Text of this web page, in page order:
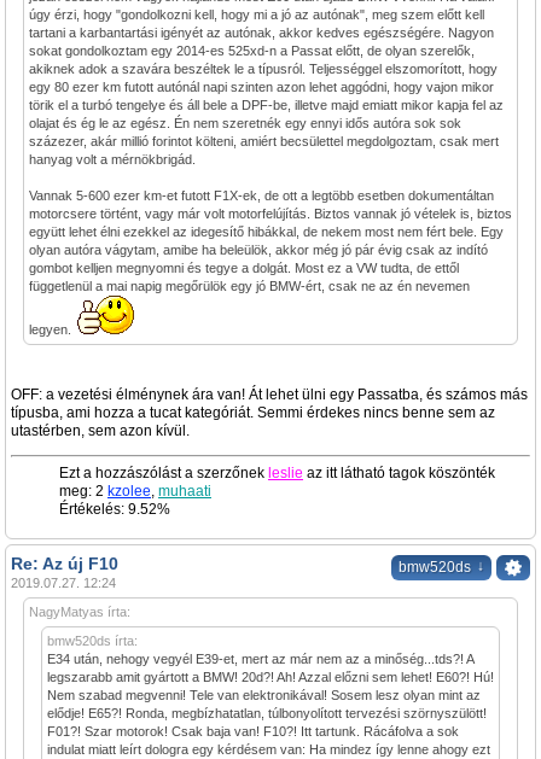
úgy érzi, hogy "gondolkozni kell, hogy mi a jó az autónak", meg szem előtt kell
tartani a karbantartási igényét az autónak, akkor kedves egészségére. Nagyon
sokat gondolkoztam egy 2014-es 525xd-n a Passat előtt, de olyan szerelők,
akiknek adok a szavára beszéltek le a típusról. Teljességgel elszomorított, hogy
egy 80 ezer km futott autónál napi szinten azon lehet aggódni, hogy vajon mikor
törik el a turbó tengelye és áll bele a DPF-be, illetve majd emiatt mikor kapja fel az
olajat és ég le az egész. Én nem szeretnék egy ennyi idős autóra sok sok
százezer, akár millió forintot költeni, amiért becsülettel megdolgoztam, csak mert
hanyag volt a mérnökbrigád.
Vannak 5-600 ezer km-et futott F1X-ek, de ott a legtöbb esetben dokumentáltan
motorcsere történt, vagy már volt motorfelújítás. Biztos vannak jó vételek is, biztos
együtt lehet élni ezekkel az idegesítő hibákkal, de nekem most nem fért bele. Egy
olyan autóra vágytam, amibe ha beleülök, akkor még jó pár évig csak az indító
gombot kelljen megnyomni és tegye a dolgát. Most ez a VW tudta, de ettől
függetlenül a mai napig megőrülök egy jó BMW-ért, csak ne az én nevemen
legyen.
OFF: a vezetési élménynek ára van! Át lehet ülni egy Passatba, és számos más
típusba, ami hozza a tucat kategóriát. Semmi érdekes nincs benne sem az
utastérben, sem azon kívül.
Ezt a hozzászólást a szerzőnek leslie az itt látható tagok köszönték
meg: 2 kzolee, muhaati
Értékelés: 9.52%
bmw520ds ↓
Re: Az új F10
2019.07.27. 12:24
NagyMatyas írta:
bmw520ds írta:
E34 után, nehogy vegyél E39-et, mert az már nem az a minőség...tds?! A
legszarabb amit gyártott a BMW! 20d?! Ah! Azzal előzni sem lehet! E60?! Hú!
Nem szabad megvenni! Tele van elektronikával! Sosem lesz olyan mint az
elődje! E65?! Ronda, megbízhatatlan, túlbonyolított tervezési szörnyszülött!
F01?! Szar motorok! Csak baja van! F10?! Itt tartunk. Rácáfolva a sok
indulat miatt leírt dologra egy kérdésem van: Ha mindez így lenne ahogy ezt